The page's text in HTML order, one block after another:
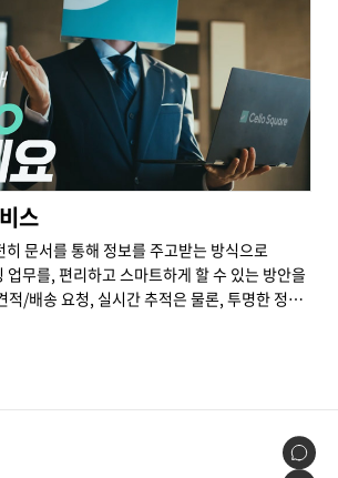
스
문서를 통해 정보를 주고받는 방식으로
업무를, 편리하고 스마트하게 할 수 있는 방안을
적/배송 요청, 실시간 추적은 물론, 투명한 정산
털 포워딩 서비스를 만나 보세요.